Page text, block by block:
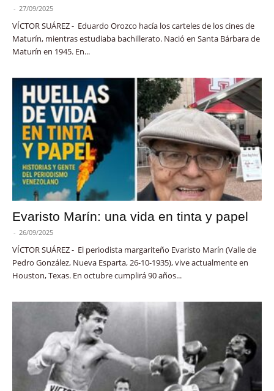
- 27/09/2025
VÍCTOR SUÁREZ - Eduardo Orozco hacía los carteles de los cines de
Maturín, mientras estudiaba bachillerato. Nació en Santa Bárbara de
Maturín en 1945. En...
Evaristo Marín: una vida en tinta y papel
- 26/09/2025
VÍCTOR SUÁREZ - El periodista margariteño Evaristo Marín (Valle de
Pedro González, Nueva Esparta, 26-10-1935), vive actualmente en
Houston, Texas. En octubre cumplirá 90 años...